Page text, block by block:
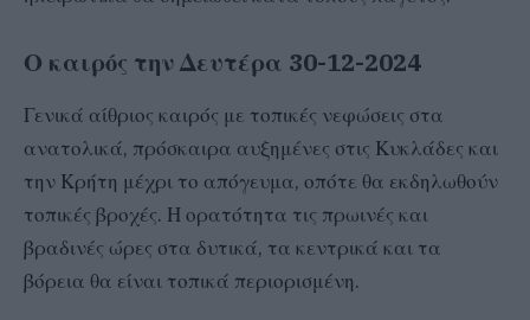
Ο καιρός την Δευτέρα 30-12-2024
Γενικά αίθριος καιρός με τοπικές νεφώσεις στα
ανατολικά, πρόσκαιρα αυξημένες στις Κυκλάδες και
την Κρήτη μέχρι το απόγευμα, οπότε θα εκδηλωθούν
τοπικές βροχές. Η ορατότητα τις πρωινές και
βραδινές ώρες στα δυτικά, τα κεντρικά και τα
βόρεια θα είναι τοπικά περιορισμένη.